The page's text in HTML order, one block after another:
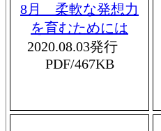
8月 柔軟な発想力
を育むためには
2020.08.03発行
PDF/467KB